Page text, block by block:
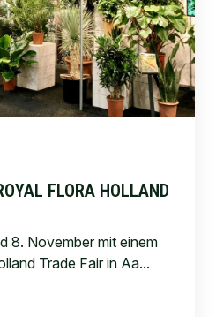
FLORA HOLLAND
8. November mit einem
Trade Fair in Aa...